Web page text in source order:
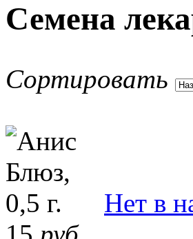
Семена
Сортировать
Нет в